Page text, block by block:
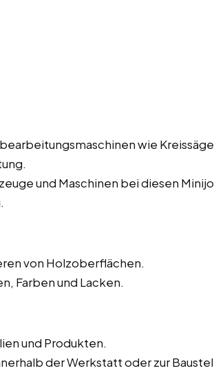
wie
und Maschinen bei diesen
von Holzoberflächen.
Farben und Lacken.
und Produkten.
der Werkstatt oder zur